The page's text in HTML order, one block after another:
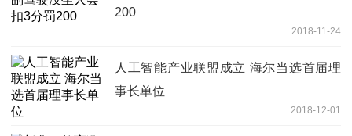
200
2018-11-24
人工智能产业联盟成立 海尔当选首届理
事长单位
2018-12-01